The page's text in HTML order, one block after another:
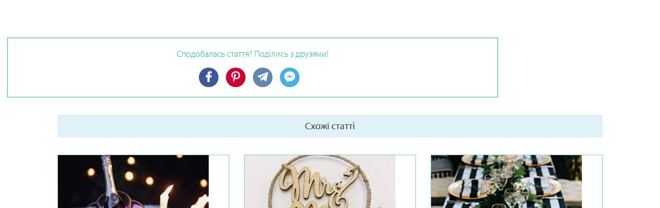
Сподобалась стаття? Поділись з друзями!
Схожі статті